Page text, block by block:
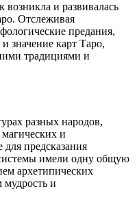
возникла и развивалась
Отслеживая
предания,
значение карт Таро,
традициями и
разных народов,
и
предсказания
имели одну общую
архетипических
и